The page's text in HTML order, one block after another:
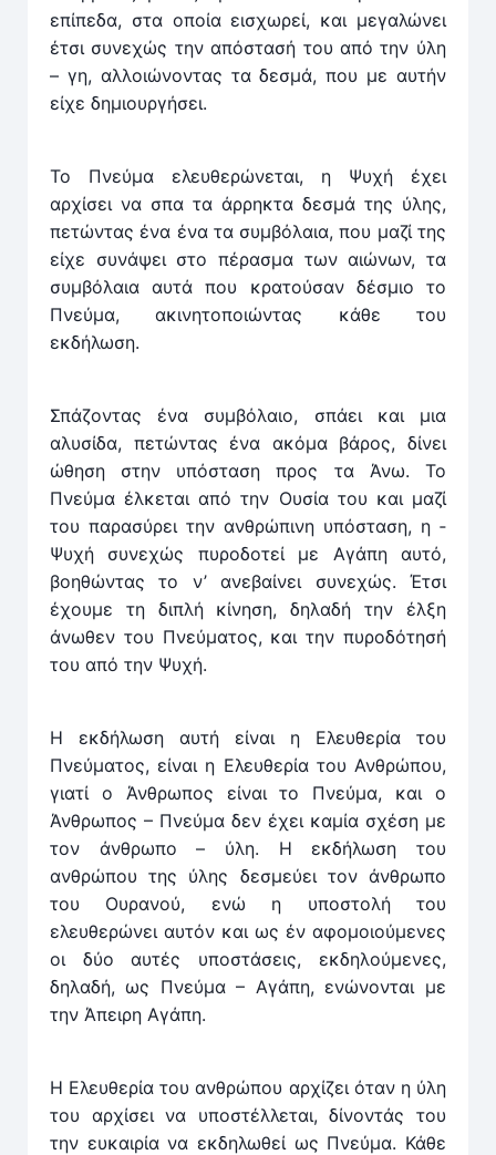
επίπεδα, στα οποία εισχωρεί, και μεγαλώνει
έτσι συνεχώς την απόστασή του από την ύλη
– γη, αλλοιώνοντας τα δε­σμά, που με αυτήν
είχε δημιουργήσει.
Το Πνεύμα ελευθερώνεται, η Ψυχή έχει
αρχίσει να σπα τα άρρηκτα δεσμά της ύλης,
πετώντας ένα ένα τα συμ­βόλαια, που μαζί της
είχε συνάψει στο πέρασμα των αιώ­νων, τα
συμβόλαια αυτά που κρατούσαν δέσμιο το
Πνεύμα, ακινητοποιώντας κάθε του
εκδήλωση.
Σπάζοντας ένα συμβόλαιο, σπάει και μια
αλυσίδα, πε­τώντας ένα ακόμα βάρος, δίνει
ώθηση στην υπόσταση προς τα Άνω. Το
Πνεύμα έλκεται από την Ουσία του και μαζί
του παρασύρει την ανθρώπινη υπόσταση, η ­
Ψυχή συνεχώς πυροδοτεί με Αγάπη αυτό,
βοηθώντας το ν’ ανε­βαίνει συνεχώς. Έτσι
έχουμε τη διπλή κίνηση, δηλαδή την έλξη
άνωθεν του Πνεύματος, και την πυροδότησή
του από την Ψυχή.
Η εκδήλωση αυτή είναι η Ελευθερία του
Πνεύματος, είναι η Ελευθερία του Ανθρώπου,
γιατί ο Άνθρωπος είναι το Πνεύμα, και ο
Άνθρωπος – Πνεύμα δεν έχει καμία σχέση με
τον άνθρωπο – ύλη. Η εκδήλωση του
ανθρώπου της ύλης δεσμεύει τον άνθρωπο
του Ουρανού, ενώ η υποστολή του
ελευθερώνει αυτόν και ως έν αφομοιούμενες
οι δύο αυτές υποστάσεις, εκδηλούμενες,
δηλαδή, ως Πνεύμα – Αγάπη, ενώνονται με
την Άπειρη Αγάπη.
Η Ελευθερία του ανθρώπου αρχίζει όταν η ύλη
του αρ­χίσει να υποστέλλεται, δίνοντάς του
την ευκαιρία να εκ­δηλωθεί ως Πνεύμα. Κάθε